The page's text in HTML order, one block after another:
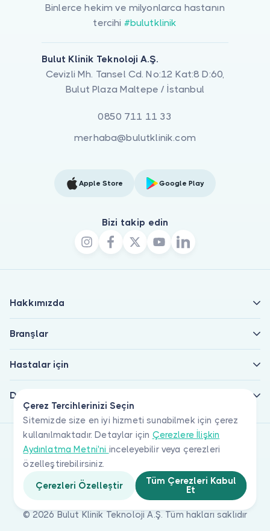
Çerez Tercihlerinizi Seçin
Sitemizde size en iyi hizmeti sunabilmek için çerez
kullanılmaktadır. Detaylar için Çerezlere İlişkin
Aydınlatma Metni'ni inceleyebilir veya çerezleri
özelleştirebilirsiniz.
Çerezleri Özelleştir
Tüm Çerezleri Kabul
Et
Binlerce hekim ve milyonlarca hastanın
tercihi #bulutklinik
Bulut Klinik Teknoloji A.Ş.
Cevizli Mh. Tansel Cd. No:12 Kat:8 D:60,
Bulut Plaza Maltepe / İstanbul
0850 711 11 33
merhaba@bulutklinik.com
Apple Store Google Play
Bizi takip edin
Hakkımızda
Branşlar
Hastalar için
Doktorlar için
© 2026 Bulut Klinik Teknoloji A.Ş. Tüm hakları saklıdır